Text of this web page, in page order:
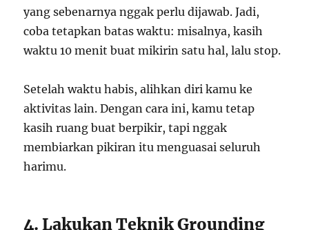
yang sebenarnya nggak perlu dijawab. Jadi,
coba tetapkan batas waktu: misalnya, kasih
waktu 10 menit buat mikirin satu hal, lalu stop.
Setelah waktu habis, alihkan diri kamu ke
aktivitas lain. Dengan cara ini, kamu tetap
kasih ruang buat berpikir, tapi nggak
membiarkan pikiran itu menguasai seluruh
harimu.
4. Lakukan Teknik Grounding